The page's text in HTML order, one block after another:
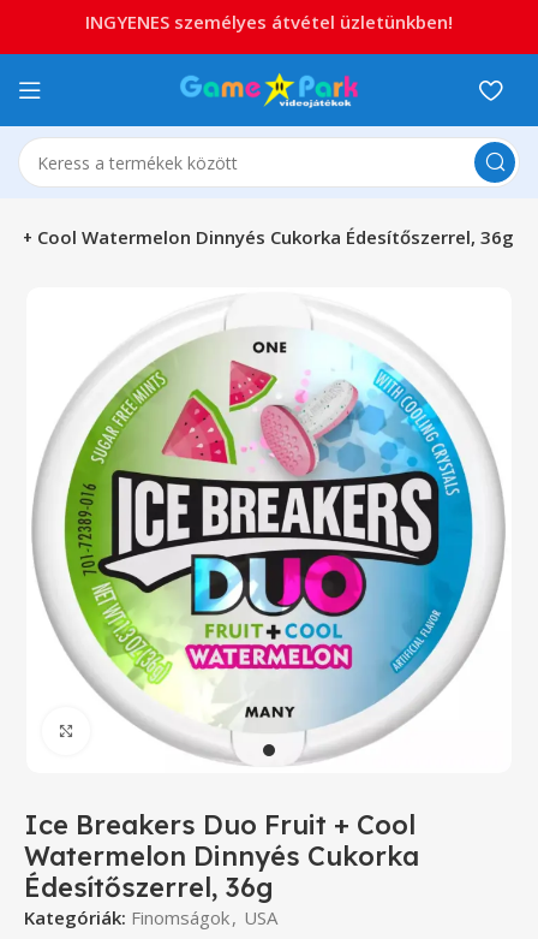
+ Cool Watermelon Dinnyés Cukorka Édesítőszerrel, 36g
Click to enlarge
Ice Breakers Duo Fruit + Cool
Watermelon Dinnyés Cukorka
Édesítőszerrel, 36g
Kategóriák: Finomságok, USA
INGYENES személyes átvétel üzletünkben!